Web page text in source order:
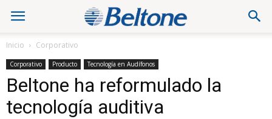
Inicio Corporativo
Corporativo Producto Tecnología en Audífonos
Beltone ha reformulado la
tecnología auditiva